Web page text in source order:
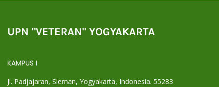
UPN "VETERAN" YOGYAKARTA
KAMPUS I
Jl. Padjajaran, Sleman, Yogyakarta, Indonesia. 55283